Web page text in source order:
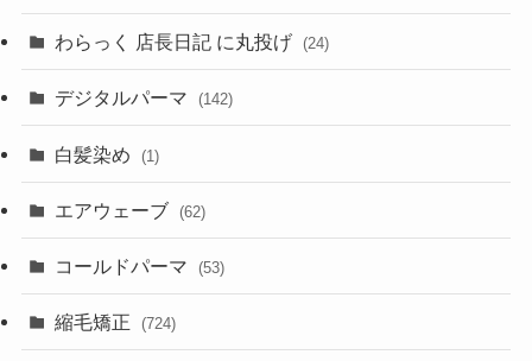
わらっく 店長日記 に丸投げ (24)
デジタルパーマ (142)
白髪染め (1)
エアウェーブ (62)
コールドパーマ (53)
縮毛矯正 (724)